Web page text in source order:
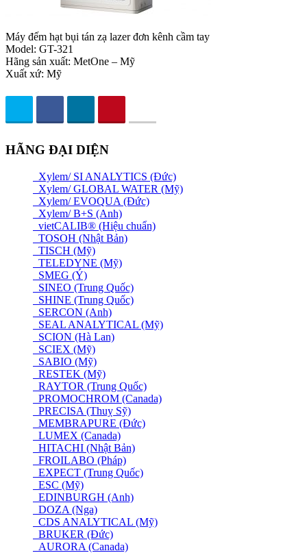
Máy đếm hạt bụi tán zạ lazer đơn kênh cầm tay
Model: GT-321
Hãng sản xuất: MetOne – Mỹ
Xuất xứ: Mỹ
HÃNG ĐẠI DIỆN
Xylem/ SI ANALYTICS (Đức)
Xylem/ GLOBAL WATER (Mỹ)
Xylem/ EVOQUA (Đức)
Xylem/ B+S (Anh)
vietCALIB® (Hiệu chuẩn)
TOSOH (Nhật Bản)
TISCH (Mỹ)
TELEDYNE (Mỹ)
SMEG (Ý)
SINEO (Trung Quốc)
SHINE (Trung Quốc)
SERCON (Anh)
SEAL ANALYTICAL (Mỹ)
SCION (Hà Lan)
SCIEX (Mỹ)
SABIO (Mỹ)
RESTEK (Mỹ)
RAYTOR (Trung Quốc)
PROMOCHROM (Canada)
PRECISA (Thuỵ Sỹ)
MEMBRAPURE (Đức)
LUMEX (Canada)
HITACHI (Nhật Bản)
FROILABO (Pháp)
EXPECT (Trung Quốc)
ESC (Mỹ)
EDINBURGH (Anh)
DOZA (Nga)
CDS ANALYTICAL (Mỹ)
BRUKER (Đức)
AURORA (Canada)